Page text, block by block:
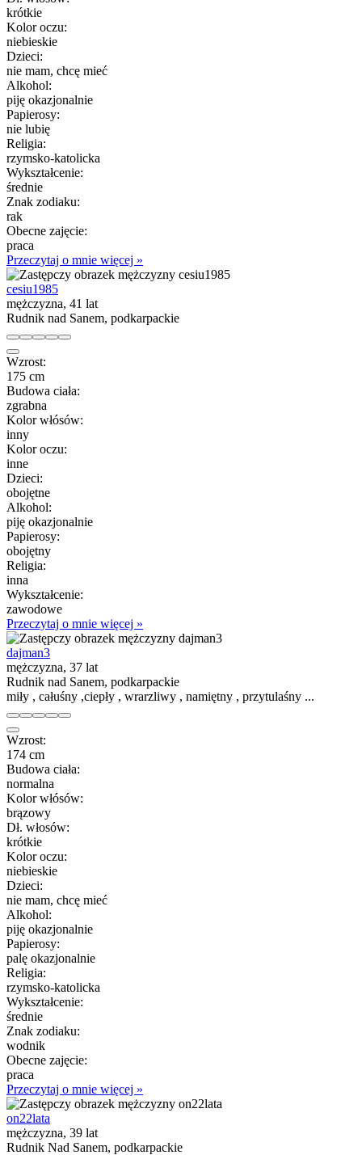
krótkie
Kolor oczu:
niebieskie
Dzieci:
nie mam, chcę mieć
Alkohol:
piję okazjonalnie
Papierosy:
nie lubię
Religia:
rzymsko-katolicka
Wykształcenie:
średnie
Znak zodiaku:
rak
Obecne zajęcie:
praca
Przeczytaj o mnie więcej »
cesiu1985
mężczyzna, 41 lat
Rudnik nad Sanem, podkarpackie
Wzrost:
175 cm
Budowa ciała:
zgrabna
Kolor włósów:
inny
Kolor oczu:
inne
Dzieci:
obojętne
Alkohol:
piję okazjonalnie
Papierosy:
obojętny
Religia:
inna
Wykształcenie:
zawodowe
Przeczytaj o mnie więcej »
dajman3
mężczyzna, 37 lat
Rudnik nad Sanem, podkarpackie
miły , całuśny ,ciepły , wrarzliwy , namiętny , przytulaśny ...
Wzrost:
174 cm
Budowa ciała:
normalna
Kolor włósów:
brązowy
Dł. włosów:
krótkie
Kolor oczu:
niebieskie
Dzieci:
nie mam, chcę mieć
Alkohol:
piję okazjonalnie
Papierosy:
palę okazjonalnie
Religia:
rzymsko-katolicka
Wykształcenie:
średnie
Znak zodiaku:
wodnik
Obecne zajęcie:
praca
Przeczytaj o mnie więcej »
on22lata
mężczyzna, 39 lat
Rudnik Nad Sanem, podkarpackie